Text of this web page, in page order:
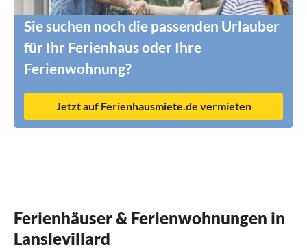
Sie suchen noch die passenden Urlauber
für Ihr Ferienhaus oder Ihre
Ferienwohnung?
Jetzt auf Ferienhausmiete.de vermieten
Ferienhäuser & Ferienwohnungen in
Lanslevillard